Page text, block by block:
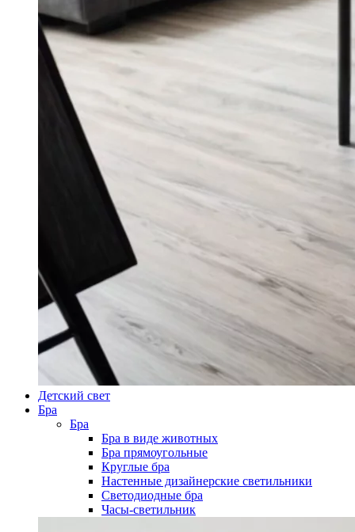
Детский свет
Бра
Бра
Бра в виде животных
Бра прямоугольные
Круглые бра
Настенные дизайнерские светильники
Светодиодные бра
Часы-светильник